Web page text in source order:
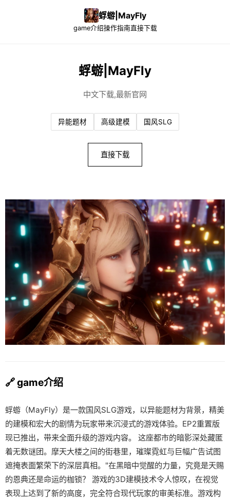
蜉蝣|MayFly
game介绍操作指南直接下载
蜉蝣|MayFly
中文下载,最新官网
异能题材 高级建模 国风SLG
直接下载
🔗 game介绍
蜉蝣（MayFly）是一款国风SLG游戏，以异能题材为背景，精美
的建模和宏大的剧情为玩家带来沉浸式的游戏体验。EP2重置版
现已推出，带来全面升级的游戏内容。 这座都市的暗影深处藏匿
着无数谜团。摩天大楼之间的街巷里，璀璨霓虹与巨幅广告试图
遮掩表面繁荣下的深层真相。"在黑暗中觉醒的力量，究竟是天赐
的恩典还是命运的枷锁？ 游戏的3D建模技术令人惊叹，在视觉
表现上达到了新的高度，完全符合现代玩家的审美标准。游戏构